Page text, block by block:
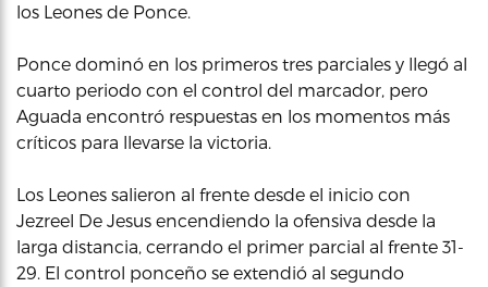
los Leones de Ponce.
Ponce dominó en los primeros tres parciales y llegó al
cuarto periodo con el control del marcador, pero
Aguada encontró respuestas en los momentos más
críticos para llevarse la victoria.
Los Leones salieron al frente desde el inicio con
Jezreel De Jesus encendiendo la ofensiva desde la
larga distancia, cerrando el primer parcial al frente 31-
29. El control ponceño se extendió al segundo